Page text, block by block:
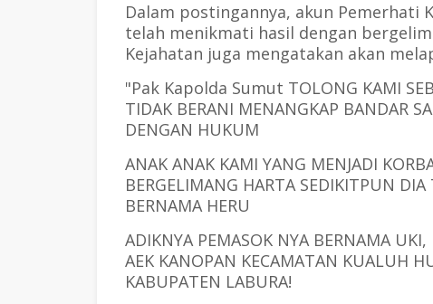
Dalam postingannya, akun Pemerhati
telah menikmati hasil dengan
Kejahatan juga mengatakan akan
"Pak Kapolda Sumut TOLONG KAMI
TIDAK BERANI MENANGKAP BANDAR
DENGAN HUKUM
ANAK ANAK KAMI YANG MENJADI
BERGELIMANG HARTA SEDIKITPUN
BERNAMA HERU
ADIKNYA PEMASOK NYA BERNAMA
AEK KANOPAN KECAMATAN KUALUH
KABUPATEN LABURA!